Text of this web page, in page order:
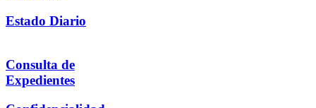
Estado Diario
Consulta de
Expedientes